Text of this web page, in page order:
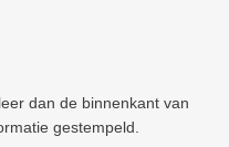
dan de binnenkant van
gestempeld.